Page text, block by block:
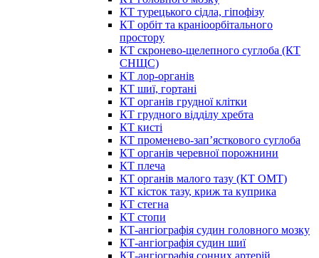
КТ турецького сідла, гіпофізу
КТ орбіт та краніоорбітального
простору
КТ скронево-щелепного суглоба (КТ
СНЩС)
КТ лор-органів
КТ шиї, гортані
КТ органів грудної клітки
КТ грудного відділу хребта
КТ кисті
КТ променево-зап’ясткового суглоба
КТ органів черевної порожнини
КТ плеча
КТ органів малого тазу (КТ ОМТ)
КТ кісток тазу, криж та куприка
КТ стегна
КТ стопи
КТ-ангіографія судин головного мозку
КТ-ангіографія судин шиї
КТ-ангіографія сонних артерій